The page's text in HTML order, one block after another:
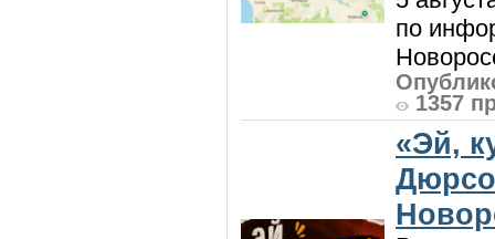
по
1357
«Эй,